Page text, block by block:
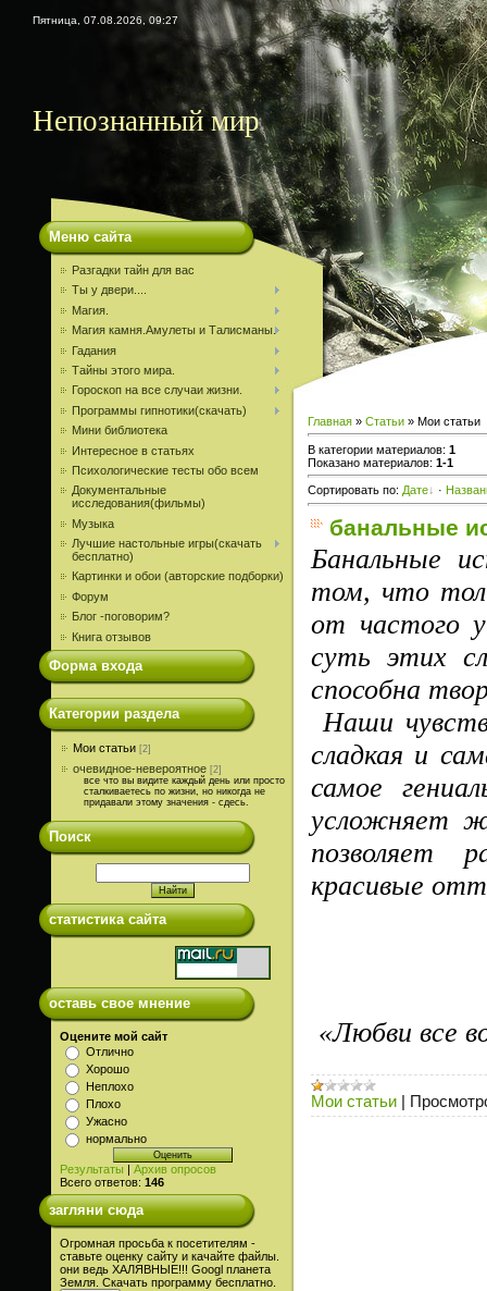
Пятница, 07.08.2026, 09:27
Непознанный мир
Меню сайта
Разгадки тайн для вас
Ты у двери....
Магия.
Магия камня.Амулеты и Талисманы.
Гадания
Тайны этого мира.
Гороскоп на все случаи жизни.
Программы гипнотики(скачать)
Мини библиотека
Интересное в статьях
Психологические тесты обо всем
Документальные
исследования(фильмы)
Музыка
Лучшие настольные игры(скачать
бесплатно)
Картинки и обои (авторские подборки)
Форум
Блог -поговорим?
Книга отзывов
Форма входа
Категории раздела
Мои статьи [2]
очевидное-невероятное [2]
все что вы видите каждый день или просто
сталкиваетесь по жизни, но никогда не
придавали этому значения - сдесь.
Поиск
статистика сайта
оставь свое мнение
Оцените мой сайт
Отлично
Хорошо
Неплохо
Плохо
Ужасно
нормально
Результаты | Архив опросов
Всего ответов: 146
загляни сюда
Огромная просьба к посетителям -
ставьте оценку сайту и качайте файлы.
они ведь ХАЛЯВНЫЕ!!! Googl планета
Земля. Скачать программу бесплатно.
Главная » Статьи » Мои статьи
В категории материалов: 1
Показано материалов: 1-1
Сортировать по: Дате ·
банальные
Банальные
том, что
от частого
суть этих
способна
Наши
сладкая и
самое
усложняет
позволяет
красивые
«Любви все
Мои статьи |